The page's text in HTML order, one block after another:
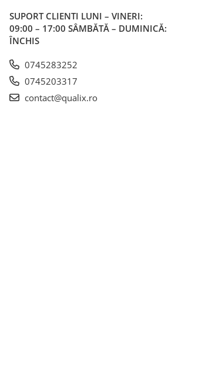
SUPORT CLIENTI LUNI – VINERI:
09:00 – 17:00 SÂMBĂTĂ – DUMINICĂ:
ÎNCHIS
0745283252
0745203317
contact@qualix.ro